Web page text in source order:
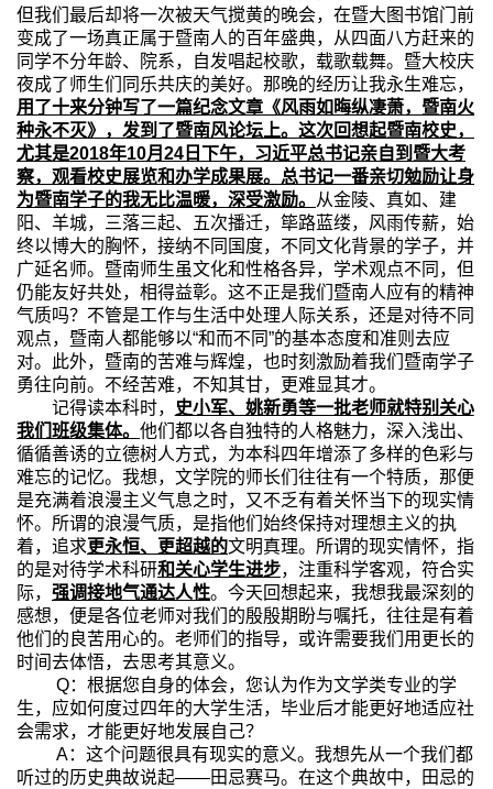
但我们最后却将一次被天气搅黄的晚会，在暨大图书馆门前
变成了一场真正属于暨南人的百年盛典，从四面八方赶来的
同学不分年龄、院系，自发唱起校歌，载歌载舞。暨大校庆
夜成了师生们同乐共庆的美好。那晚的经历让我永生难忘，
用了十来分钟写了一篇纪念文章《风雨如晦纵凄萧，暨南火
种永不灭》，发到了暨南风论坛上。这次回想起暨南校史，
尤其是2018年10月 24 日下午，习近平总书记亲自到暨大考
察，观看校史展览和办学成果展。总书记一番亲切勉励让身
为暨南学子的我无比温暖，深受激励。
从金陵、真如、建
阳、羊城，三落三起、五次播迁，筚路蓝缕，风雨传薪，始
终以博大的胸怀，接纳不同国度，不同文化背景的学子，并
广延名师。暨南师生虽文化和性格各异，学术观点不同，但
仍能友好共处，相得益彰。这不正是我们暨南人应有的精神
气质吗？不管是工作与生活中处理人际关系，还是对待不同
观点，暨南人都能够以“和而不同”的基本态度和准则去应
对。此外，暨南的苦难与辉煌，也时刻激励着我们暨南学子
勇往向前。不经苦难，不知其甘，更难显其才。
记得读本科时，
史小军、姚新勇等一批老师就特别关心
我们班级集体。 他们都以各自独特的人格魅力，深入浅出、
循循善诱的立德树人方式，为本科四年增添了多样的色彩与
难忘的记忆。我想，文学院的师长们往往有一个特质，那便
是充满着浪漫主义气息之时，又不乏有着关怀当下的现实情
怀。所谓的浪漫气质，是指他们始终保持对理想主义的执
着，追求更永恒、更超越的文明真理。所谓的现实情怀，指
的是对待学术科研和关心学生进步，注重科学客观，符合实
际， 强调接地气通达人性。今天回想起来，我想我最深刻的
感想，便是各位老师对我们的殷殷期盼与嘱托，往往是有着
他们的良苦用心的。老师们的指导，或许需要我们用更长的
时间去体悟，去思考其意义。
Q：根据您自身的体会，您认为作为文学类专业的学
生，应如何度过四年的大学生活，毕业后才能更好地适应社
会需求，才能更好地发展自己？
A：这个问题很具有现实的意义。我想先从一个我们都
听过的历史典故说起——田忌赛马。在这个典故中，田忌的